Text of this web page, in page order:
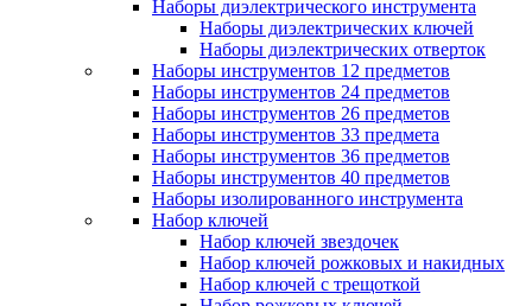
Наборы диэлектрического инструмента
Наборы диэлектрических ключей
Наборы диэлектрических отверток
Наборы инструментов 12 предметов
Наборы инструментов 24 предметов
Наборы инструментов 26 предметов
Наборы инструментов 33 предмета
Наборы инструментов 36 предметов
Наборы инструментов 40 предметов
Наборы изолированного инструмента
Набор ключей
Набор ключей звездочек
Набор ключей рожковых и накидных
Набор ключей с трещоткой